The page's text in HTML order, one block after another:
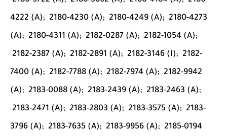
4222 (A); 2180-4230 (A); 2180-4249 (A); 2180-4273
(A); 2180-4311 (A); 2182-0287 (A); 2182-1054 (A);
2182-2387 (A); 2182-2891 (A); 2182-3146 (I); 2182-
7400 (A); 2182-7788 (A); 2182-7974 (A); 2182-9942
(A); 2183-0088 (A); 2183-2439 (A); 2183-2463 (A);
2183-2471 (A); 2183-2803 (A); 2183-3575 (A); 2183-
3796 (A); 2183-7635 (A); 2183-9956 (A); 2185-0194